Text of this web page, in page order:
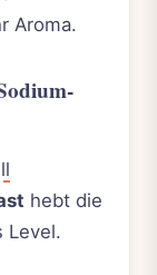
Aroma.
hebt die
Level.